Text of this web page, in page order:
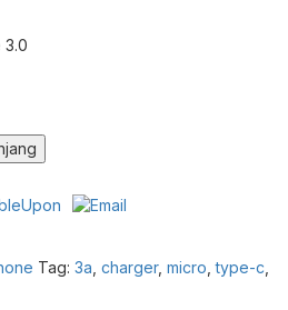
3.0
Tag: 3a charger, micro ,type-c